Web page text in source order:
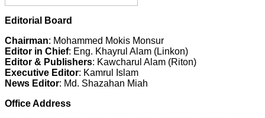
Editorial Board
Chairman: Mohammed Mokis Monsur
Editor in Chief: Eng. Khayrul Alam (Linkon)
Editor & Publishers: Kawcharul Alam (Riton)
Executive Editor: Kamrul Islam
News Editor: Md. Shazahan Miah
Office Address